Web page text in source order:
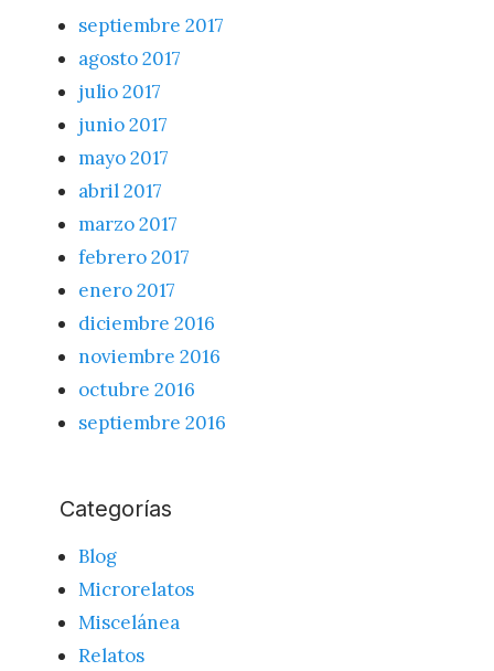
septiembre 2017
agosto 2017
julio 2017
junio 2017
mayo 2017
abril 2017
marzo 2017
febrero 2017
enero 2017
diciembre 2016
noviembre 2016
octubre 2016
septiembre 2016
Categorías
Blog
Microrelatos
Miscelánea
Relatos